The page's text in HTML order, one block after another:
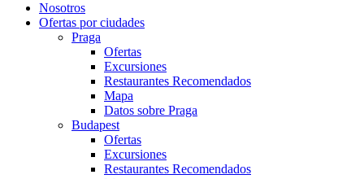
Nosotros
Ofertas por ciudades
Praga
Ofertas
Excursiones
Restaurantes Recomendados
Mapa
Datos sobre Praga
Budapest
Ofertas
Excursiones
Restaurantes Recomendados